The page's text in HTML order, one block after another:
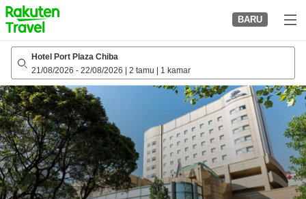
to
top
page
BARU
Hotel Port Plaza Chiba
21/08/2026 - 22/08/2026 2 tamu 1 kamar